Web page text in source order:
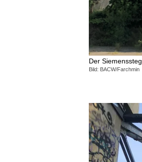
Der Siemenssteg.
Bild: BACW/Farchmin